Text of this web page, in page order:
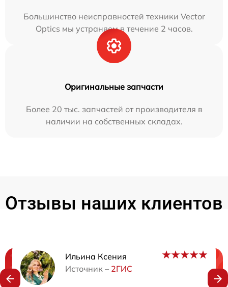
Большинство неисправностей техники Vector
Optics мы устраняем в течение 2 часов.
Оригинальные запчасти
Более 20 тыс. запчастей от производителя в
наличии на собственных складах.
Отзывы наших клиентов
Ильина Ксения
Источник – 2ГИС
Нужна консультация?